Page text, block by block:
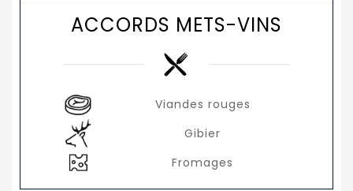
ACCORDS METS-VINS
Viandes rouges
Gibier
Fromages